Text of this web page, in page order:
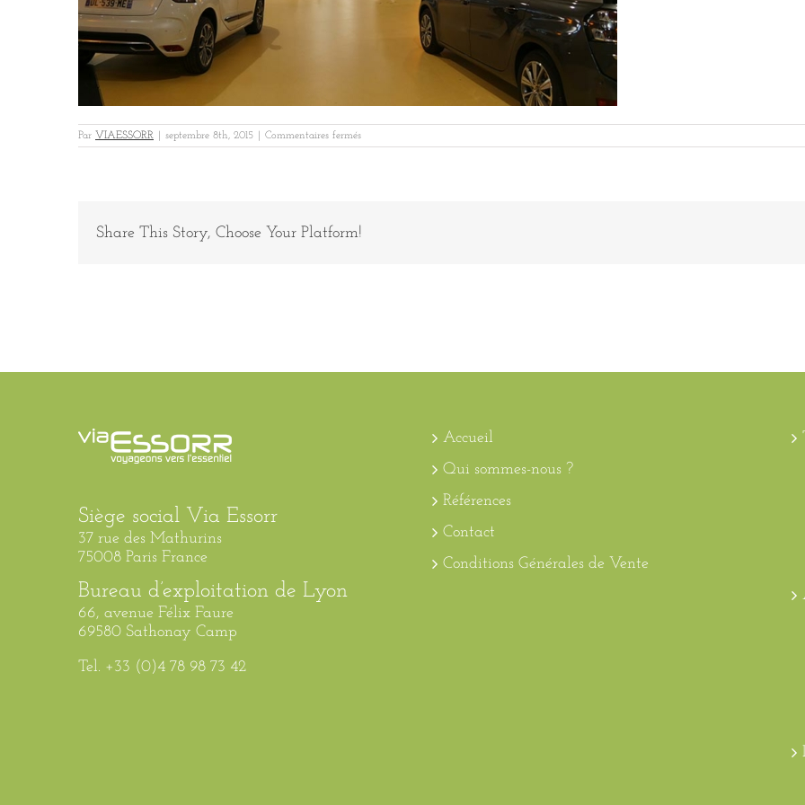
Par VIAESSORR septembre 8th, 2015 Commentaires ferméssur
EUROREPARokP1000727
Share This Story, Choose Your Platform!
Siège social Via Essorr
37 rue des Mathurins
75008 Paris France
Bureau d’exploitation de Lyon
66, avenue Félix Faure
69580 Sathonay Camp
Tel. +33 (0)4 78 98 73 42
Accueil
Qui sommes-nous ?
Références
Contact
Conditions Générales de Vente